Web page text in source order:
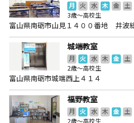
月 火 水 木 金 土
3歳～高校生
富山県南砺市山見１４００番地 井波
城端教室
月 火 水 木 金 土
2歳～高校生
富山県南砺市城端西上４１４
福野教室
月 火 水 木 金 土
2歳～高校生